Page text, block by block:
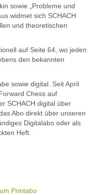
sowie „Probleme und
widmet sich SCHACH
und theoretischen
auf Seite 64, wo jeden
den bekannten
sowie digital. Seit April
Chess auf
SCHACH digital über
Abo direkt über unseren
Digitalabo oder als
Heft.
Printabo